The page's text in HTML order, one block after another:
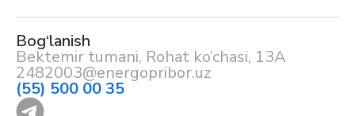
Bog‘lanish
Bektemir tumani, Rohat ko’chasi, 13A
2482003@energopribor.uz
(55) 500 00 35